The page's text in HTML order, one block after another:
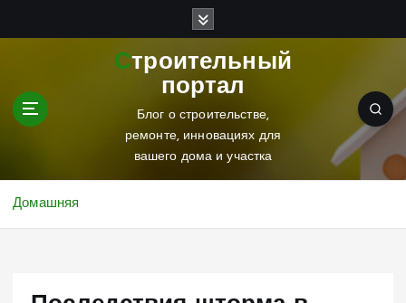
Строительный
портал
Блог о строительстве,
ремонте, инновациях для
вашего дома и участка
Домашняя